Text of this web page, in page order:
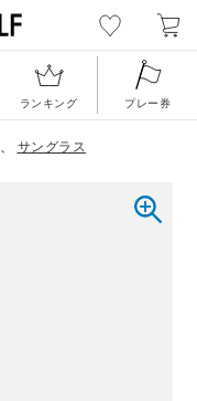
ランキング プレー券
、 サングラス